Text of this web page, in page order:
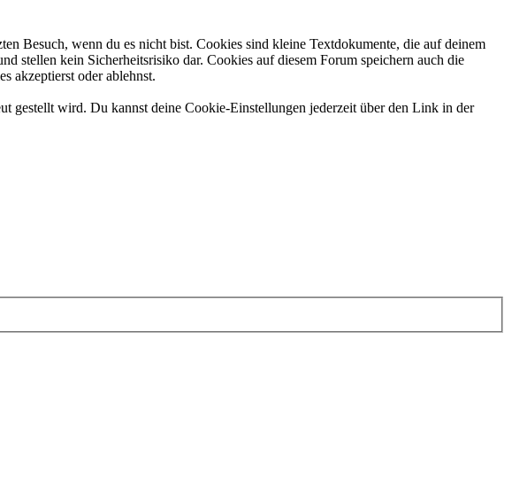
Besuch, wenn du es nicht bist. Cookies sind kleine Textdokumente, die auf deinem
stellen kein Sicherheitsrisiko dar. Cookies auf diesem Forum speichern auch die
akzeptierst oder ablehnst.
gestellt wird. Du kannst deine Cookie-Einstellungen jederzeit über den Link in der